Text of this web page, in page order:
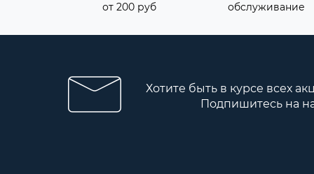
от 200 руб
обслуживание
Хотите быть в курсе всех
Подпишитесь на